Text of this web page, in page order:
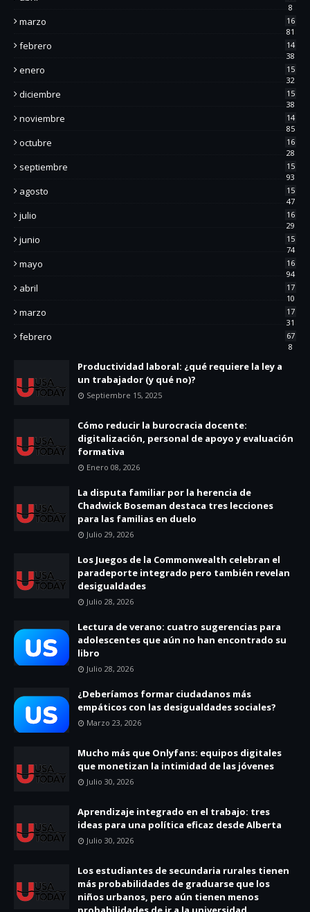
8
marzo
16
81
febrero
14
38
enero
15
32
diciembre
15
38
noviembre
14
85
octubre
16
28
septiembre
15
93
agosto
15
47
julio
16
29
junio
15
74
mayo
16
94
abril
17
10
marzo
17
31
febrero
67
8
Productividad laboral: ¿qué requiere la ley a
un trabajador (y qué no)?
Septiembre 15, 2025
Cómo reducir la burocracia docente:
digitalización, personal de apoyo y evaluación
formativa
Enero 08, 2026
La disputa familiar por la herencia de
Chadwick Boseman destaca tres lecciones
para las familias en duelo
Julio 29, 2026
Los Juegos de la Commonwealth celebran el
paradeporte integrado pero también revelan
desigualdades
Julio 28, 2026
Lectura de verano: cuatro sugerencias para
adolescentes que aún no han encontrado su
libro
Julio 28, 2026
¿Deberíamos formar ciudadanos más
empáticos con las desigualdades sociales?
Marzo 23, 2026
Mucho más que Onlyfans: equipos digitales
que monetizan la intimidad de las jóvenes
Julio 30, 2026
Aprendizaje integrado en el trabajo: tres
ideas para una política eficaz desde Alberta
Julio 30, 2026
Los estudiantes de secundaria rurales tienen
más probabilidades de graduarse que los
niños urbanos, pero aún tienen menos